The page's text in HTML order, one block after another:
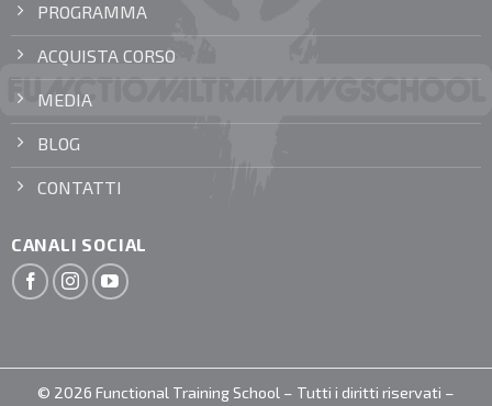
PROGRAMMA
ACQUISTA CORSO
MEDIA
BLOG
CONTATTI
CANALI SOCIAL
© 2026 Functional Training School – Tutti i diritti riservati –